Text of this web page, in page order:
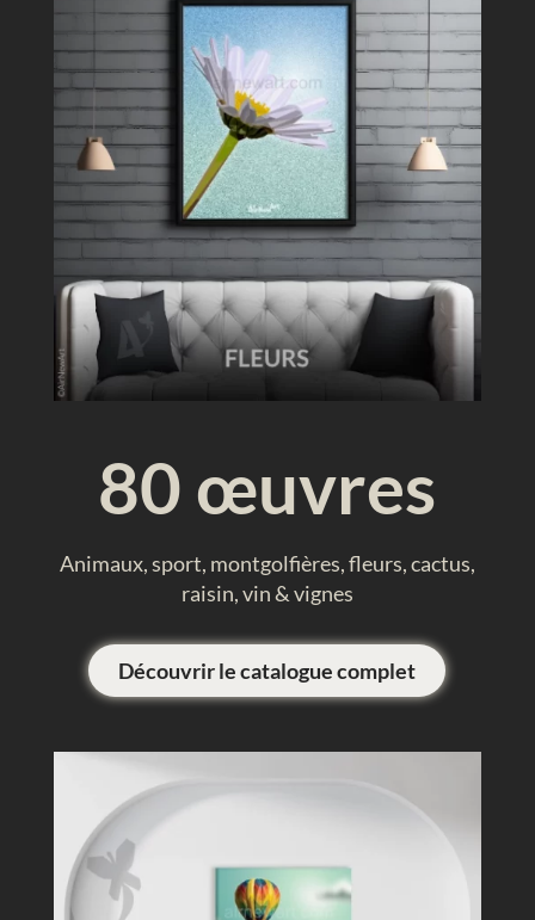
80 œuvres
Animaux, sport, montgolfières, fleurs, cactus,
raisin, vin & vignes
Découvrir le catalogue complet